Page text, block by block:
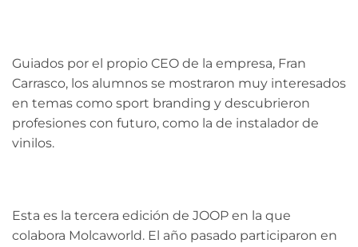
Guiados por el propio CEO de la empresa, Fran
Carrasco, los alumnos se mostraron muy interesados
en temas como sport branding y descubrieron
profesiones con futuro, como la de instalador de
vinilos.
Esta es la tercera edición de JOOP en la que
colabora Molcaworld. El año pasado participaron en